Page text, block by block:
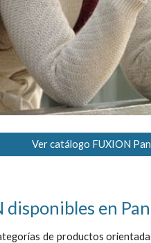
Ver catálogo FUXION
en
de productos